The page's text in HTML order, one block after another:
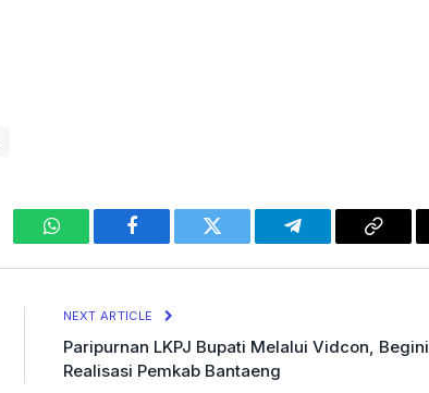
WhatsAppFacebook Twitter Telegram Copy
NEXT ARTICLE
Paripurnan LKPJ Bupati Melalui Vidcon, Begini
Realisasi Pemkab Bantaeng